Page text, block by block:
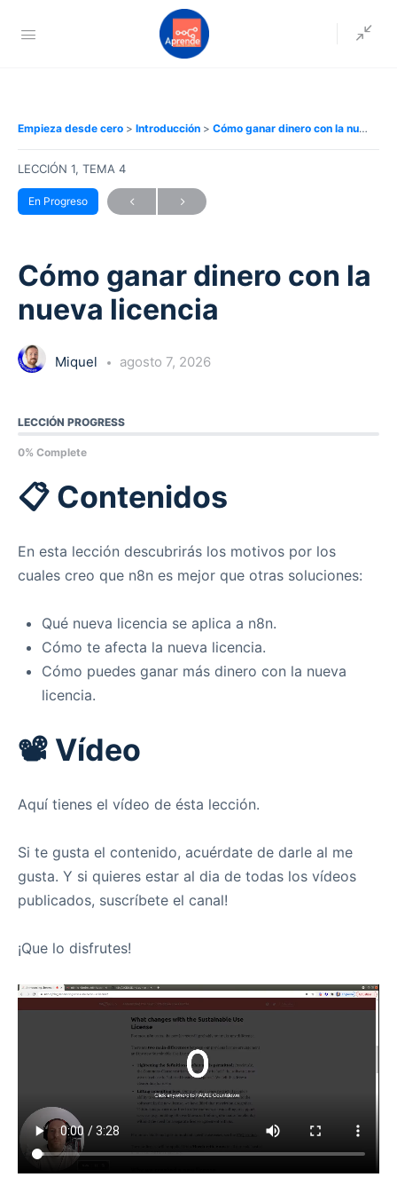
Empieza desde cero Introducción Cómo ganar dinero con la nueva licencia
LECCIÓN 1, TEMA 4
En Progreso
Cómo ganar dinero con la
nueva licencia
Miquel agosto 7, 2026
LECCIÓN PROGRESS
0% Complete
📋 Contenidos
En esta lección descubrirás los motivos por los
cuales creo que n8n es mejor que otras soluciones:
Qué nueva licencia se aplica a n8n.
Cómo te afecta la nueva licencia.
Cómo puedes ganar más dinero con la nueva
licencia.
📽️ Vídeo
Aquí tienes el vídeo de ésta lección.
Si te gusta el contenido, acuérdate de darle al me
gusta. Y si quieres estar al dia de todas los vídeos
publicados, suscríbete el canal!
¡Que lo disfrutes!